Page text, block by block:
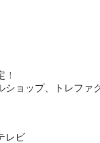
ショップ、トレファ
レビ